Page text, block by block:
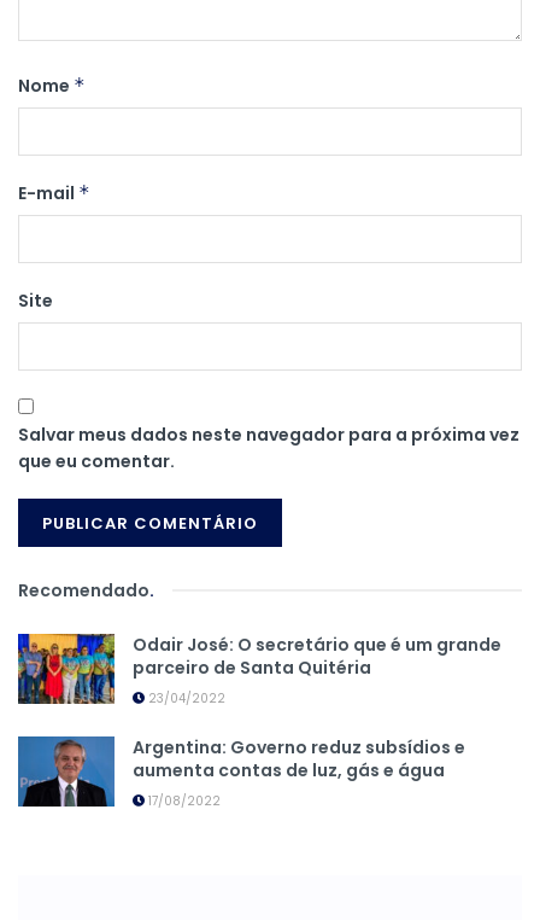
Nome *
E-mail *
Site
Salvar meus dados neste navegador para a próxima vez
que eu comentar.
Recomendado.
Odair José: O secretário que é um grande
parceiro de Santa Quitéria
23/04/2022
Argentina: Governo reduz subsídios e
aumenta contas de luz, gás e água
17/08/2022